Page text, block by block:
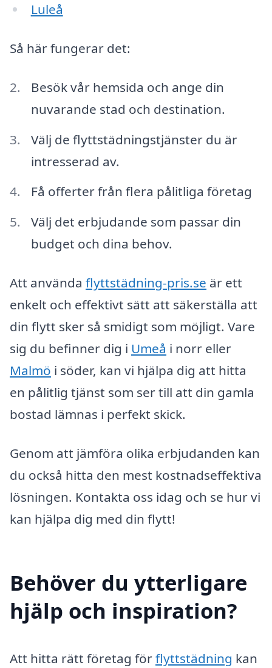
Luleå
Så här fungerar det:
Besök vår hemsida och ange din
nuvarande stad och destination.
Välj de flyttstädningstjänster du är
intresserad av.
Få offerter från flera pålitliga företag
Välj det erbjudande som passar din
budget och dina behov.
Att använda flyttstädning-pris.se är ett
enkelt och effektivt sätt att säkerställa att
din flytt sker så smidigt som möjligt. Vare
sig du befinner dig i Umeå i norr eller
Malmö i söder, kan vi hjälpa dig att hitta
en pålitlig tjänst som ser till att din gamla
bostad lämnas i perfekt skick.
Genom att jämföra olika erbjudanden kan
du också hitta den mest kostnadseffektiva
lösningen. Kontakta oss idag och se hur vi
kan hjälpa dig med din flytt!
Behöver du ytterligare
hjälp och inspiration?
Att hitta rätt företag förflyttstädning kan